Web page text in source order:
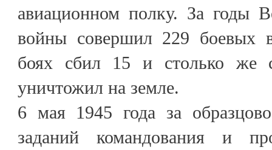
авиационном полку. За годы
войны совершил 229 боевых
боях сбил 15 и столько же
уничтожил на земле.
6 мая 1945 года за
заданий командования и